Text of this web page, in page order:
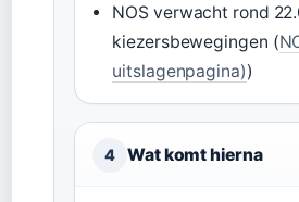
NOS verwacht rond
kiezersbewegingen (
uitslagenpagina))
4 Wat komt hierna